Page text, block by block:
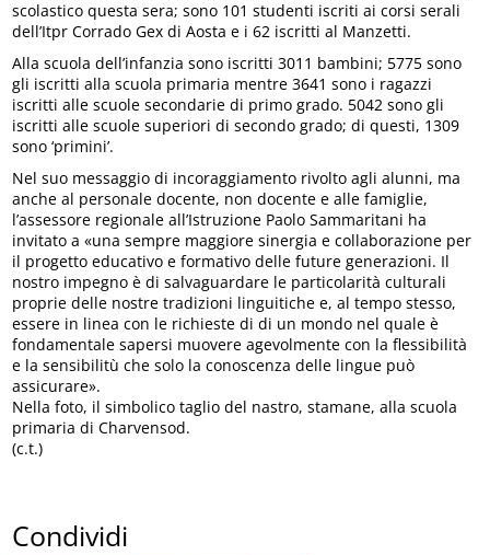
scolastico questa sera; sono 101 studenti iscriti ai corsi serali
dell’Itpr Corrado Gex di Aosta e i 62 iscritti al Manzetti.
Alla scuola dell’infanzia sono iscritti 3011 bambini; 5775 sono
gli iscritti alla scuola primaria mentre 3641 sono i ragazzi
iscritti alle scuole secondarie di primo grado. 5042 sono gli
iscritti alle scuole superiori di secondo grado; di questi, 1309
sono ‘primini’.
Nel suo messaggio di incoraggiamento rivolto agli alunni, ma
anche al personale docente, non docente e alle famiglie,
l’assessore regionale all’Istruzione Paolo Sammaritani ha
invitato a «una sempre maggiore sinergia e collaborazione per
il progetto educativo e formativo delle future generazioni. Il
nostro impegno è di salvaguardare le particolarità culturali
proprie delle nostre tradizioni linguitiche e, al tempo stesso,
essere in linea con le richieste di di un mondo nel quale è
fondamentale sapersi muovere agevolmente con la flessibilità
e la sensibilitù che solo la conoscenza delle lingue può
assicurare».
Nella foto, il simbolico taglio del nastro, stamane, alla scuola
primaria di Charvensod.
(c.t.)
Condividi